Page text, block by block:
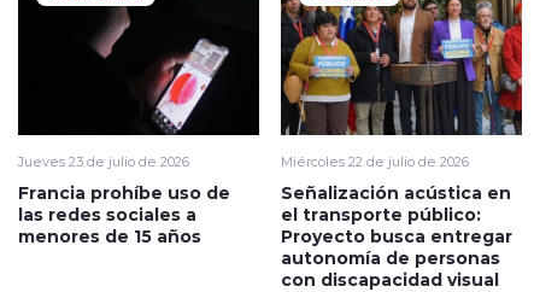
Jueves 23 de julio de 2026
Francia prohíbe uso de
las redes sociales a
menores de 15 años
Miércoles 22 de julio de 2026
Señalización acústica en
el transporte público:
Proyecto busca entregar
autonomía de personas
con discapacidad visual